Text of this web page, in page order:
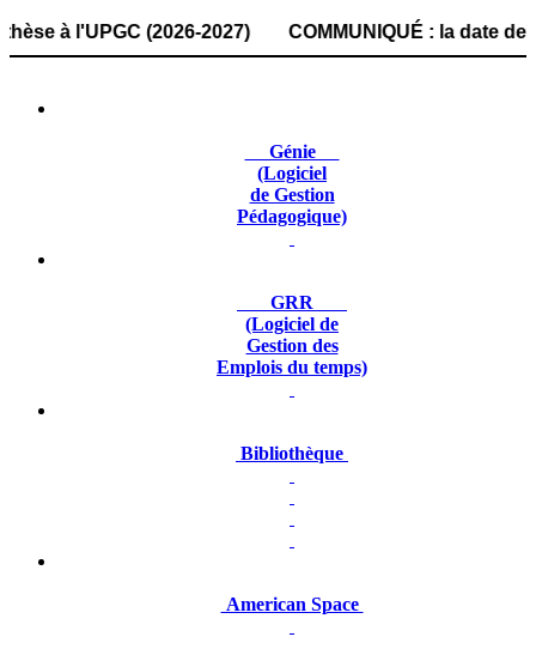
à l'UPGC (2026-2027) COMMUNIQUÉ : la date de
Génie
(Logiciel
de Gestion
Pédagogique)
GRR
(Logiciel de
Gestion des
Emplois du temps)
Bibliothèque
American Space